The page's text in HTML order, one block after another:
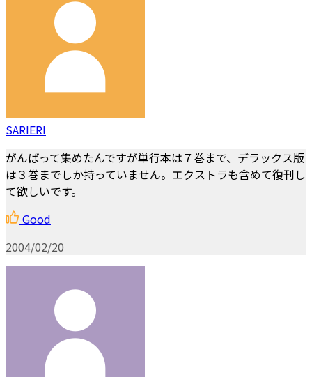
SARIERI
がんばって集めたんですが単行本は７巻まで、デラックス版
は３巻までしか持っていません。エクストラも含めて復刊し
て欲しいです。
Good
2004/02/20